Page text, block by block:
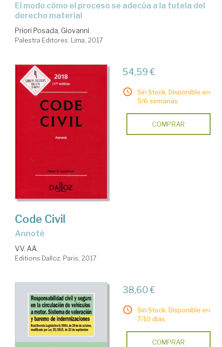
el modo cómo el proceso se adecúa a la tutela del
derecho material
Priori Posada, Giovanni
Palestra Editores. Lima, 2017
54,59 €
Sin Stock. Disponible en
5/6 semanas.
COMPRAR
Code Civil
annoté
VV. AA.
Editions Dalloz. Paris, 2017
38,60 €
Sin Stock. Disponible en
7/10 días.
COMPRAR